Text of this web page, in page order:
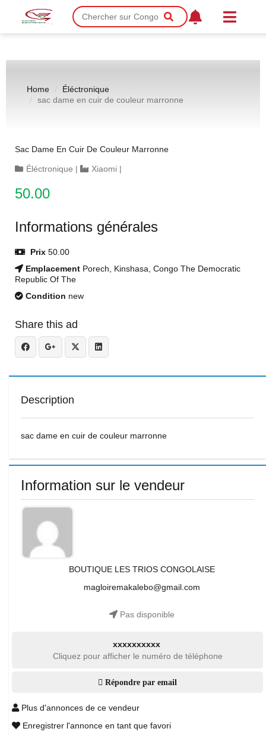
Home
Éléctronique
sac dame en cuir de couleur marronne
Sac Dame En Cuir De Couleur Marronne
Éléctronique | Xiaomi |
50.00
Informations générales
Prix 50.00
Emplacement Porech, Kinshasa, Congo The Democratic
Republic Of The
Condition new
Share this ad
Description
sac dame en cuir de couleur marronne
Information sur le vendeur
BOUTIQUE LES TRIOS CONGOLAISE
magloiremakalebo@gmail.com
Pas disponible
xxxxxxxxxx
Cliquez pour afficher le numéro de téléphone
Répondre par email
Plus d'annonces de ce vendeur
Enregistrer l'annonce en tant que favori